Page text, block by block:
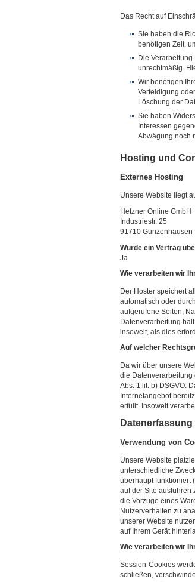
Das Recht auf
Sie haben die
benötigen Zeit,
Die
unrechtmäßig.
Wir benötigen
Verteidigung
Löschung der
Sie haben
Interessen
Abwägung noch
Hosting und
Externes Hosting
Unsere Website liegt
Hetzner Online GmbH
Industriestr. 25
91710 Gunzenhausen
Wurde ein Vertrag
Ja
Wie verarbeiten wir
Der Hoster speichert
automatisch oder
aufgerufene Seiten,
Datenverarbeitung
insoweit, als dies
Auf welcher
Da wir über unsere
die Datenverarbeitung
Abs. 1 lit. b) DSGVO.
Internetangebot
erfüllt. Insoweit
Verwendung von
Unsere Website
unterschiedliche
überhaupt funktioniert
auf der Site ausführen
die Vorzüge eines
Nutzerverhalten zu
unserer Website
auf Ihrem Gerät
Wie verarbeiten wir
Session-Cookies
schließen,